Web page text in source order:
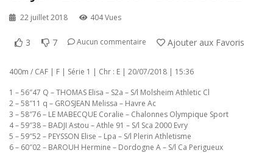
22 juillet 2018 404 Vues
3 7 Aucun commentaire Ajouter aux Favoris
400m / CAF | F | Série 1 | Chr : E | 20/07/2018 | 15:36
1 – 56″47 Q – THOMAS Elisa – S2a – S/l Molsheim Athletic Cl
2 – 58″11 q – GROSJEAN Melissa – Havre Ac
3 – 58″76 – LE MABECQUE Coralie – Chalonnes Olympique Sport
4 – 59″38 – BADJI Astou – Athle 91 – S/l Sca 2000 Evry
5 – 59″52 – PEYSSON Elise – Lpa – S/l Plerin Athletisme
6 – 60″02 – BAROUH Hermine – Dordogne A – S/l Ca Perigueux